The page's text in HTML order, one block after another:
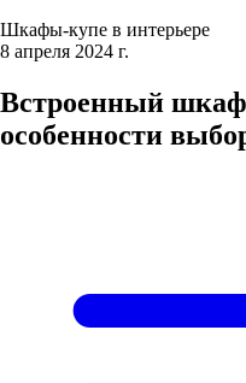
Шкафы-купе в интерьере
8 апреля 2024 г.
Встроенный
особенности